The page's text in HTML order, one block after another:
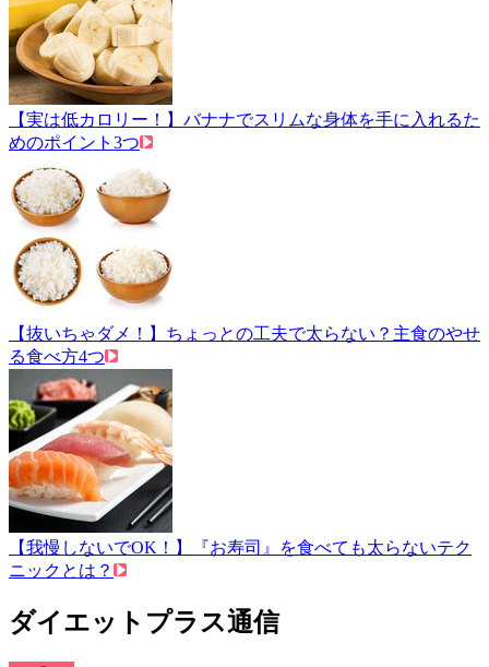
【実は低カロリー！】バナナでスリムな身体を手に入れるた
めのポイント3つ
【抜いちゃダメ！】ちょっとの工夫で太らない？主食のやせ
る食べ方4つ
【我慢しないでOK！】『お寿司』を食べても太らないテク
ニックとは？
ダイエットプラス通信